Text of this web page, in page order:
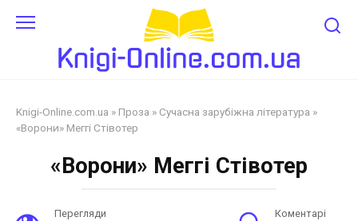
Knigi-Online.com.ua » Проза » Сучасна зарубіжна література »
«Ворони» Меггі Стівотер
«Ворони» Меггі Стівотер
Перегляди Коментарі